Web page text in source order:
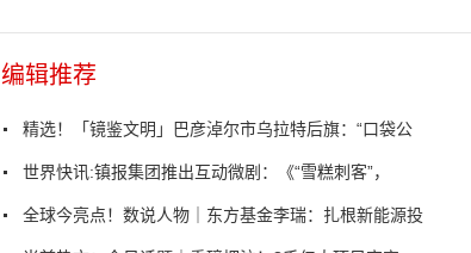
编辑推荐
精选！「镜鉴文明」巴彦淖尔市乌拉特后旗：“口袋公
世界快讯:镇报集团推出互动微剧：《“雪糕刺客”，
全球今亮点！数说人物｜东方基金李瑞：扎根新能源投